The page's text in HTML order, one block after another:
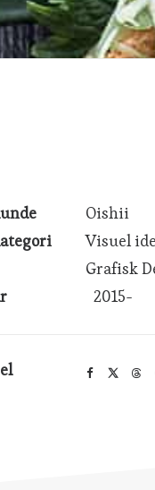
Oishii
Visuel
Grafisk
2015-